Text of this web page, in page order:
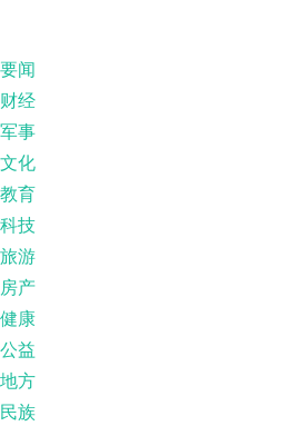
要闻
财经
军事
文化
教育
科技
旅游
房产
健康
公益
地方
民族